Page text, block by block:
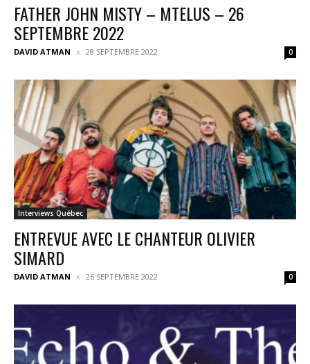
FATHER JOHN MISTY – MTELUS – 26
SEPTEMBRE 2022
DAVID ATMAN 28 SEPTEMBRE 2022 0
Interviews Québec
ENTREVUE AVEC LE CHANTEUR OLIVIER
SIMARD
DAVID ATMAN 26 SEPTEMBRE 2022 0